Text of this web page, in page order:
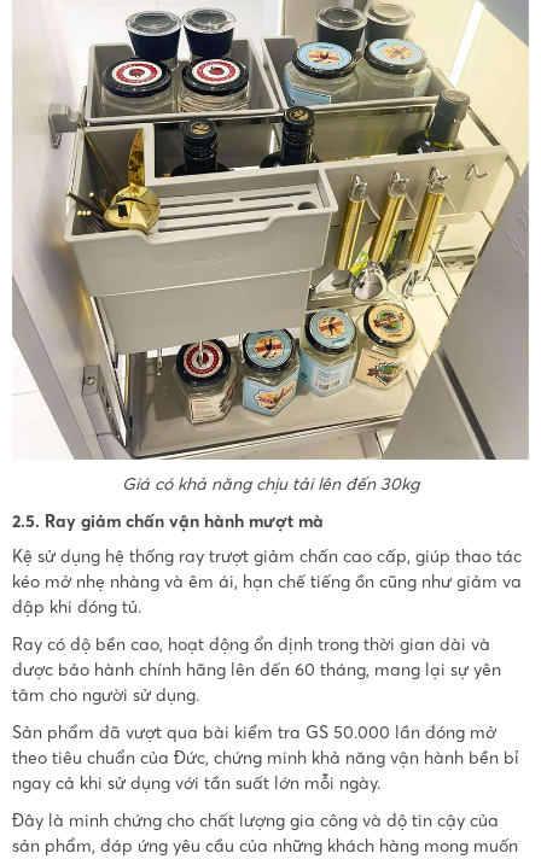
Giá có khả năng chịu tải lên đến 30kg
2.5. Ray giảm chấn vận hành mượt mà
Kệ sử dụng hệ thống ray trượt giảm chấn cao cấp, giúp thao tác
kéo mở nhẹ nhàng và êm ái, hạn chế tiếng ồn cũng như giảm va
đập khi đóng tủ.
Ray có độ bền cao, hoạt động ổn định trong thời gian dài và
được bảo hành chính hãng lên đến 60 tháng, mang lại sự yên
tâm cho người sử dụng.
Sản phẩm đã vượt qua bài kiểm tra GS 50.000 lần đóng mở
theo tiêu chuẩn của Đức, chứng minh khả năng vận hành bền bỉ
ngay cả khi sử dụng với tần suất lớn mỗi ngày.
Đây là minh chứng cho chất lượng gia công và độ tin cậy của
sản phẩm, đáp ứng yêu cầu của những khách hàng mong muốn